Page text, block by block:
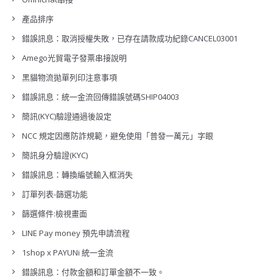
產品排序
錯誤訊息：取消授權失敗，已存在請款成功紀錄CANCEL03001
Amego光貿電子發票串接說明
黑貓物流拋單列印注意事項
錯誤訊息：統一金流回傳錯誤號碼SHIP04003
簡訊(KYC)驗證通過後設定
NCC 規定因應防詐規範，避免使用「普發一萬元」字眼
簡訊身分驗證(KYC)
錯誤訊息：轉換編號輸入框消失
訂單列表-篩選功能
篩選條件:檢視畫面
LINE Pay money 預先申請流程
1shop x PAYUNi 統一金流
錯誤訊息：付款金額和訂單金額不一致。